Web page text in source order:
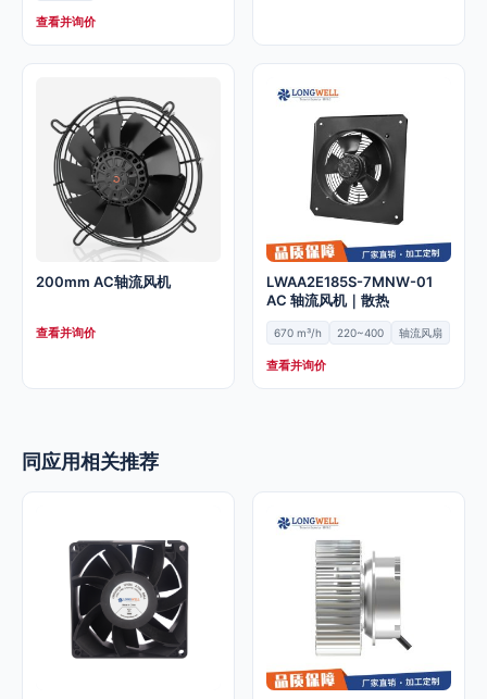
查看并询价
200mm AC轴流风机
查看并询价
LWAA2E185S-7MNW-01
AC 轴流风机｜散热
670 m³/h 220~400 轴流风扇
查看并询价
同应用相关推荐